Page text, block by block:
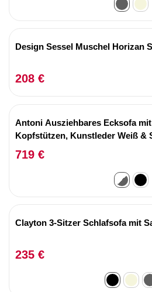
Design Sessel Muschel Horizan
208 €
Antoni Ausziehbares Ecksofa
Kopfstützen, Kunstleder Weiß &
719 €
Clayton 3-Sitzer Schlafsofa mit
235 €